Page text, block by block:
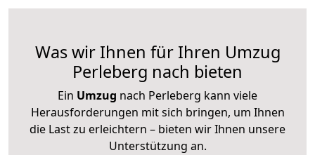
Was wir Ihnen für Ihren Umzug
Perleberg nach bieten
Ein Umzug nach Perleberg kann viele
Herausforderungen mit sich bringen, um Ihnen
die Last zu erleichtern – bieten wir Ihnen unsere
Unterstützung an.